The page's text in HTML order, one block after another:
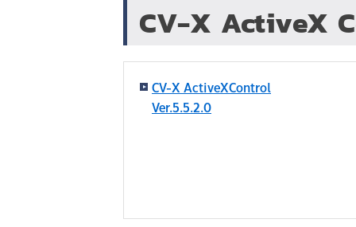
CV-X ActiveX
CV-X ActiveXControl
Ver.5.5.2.0